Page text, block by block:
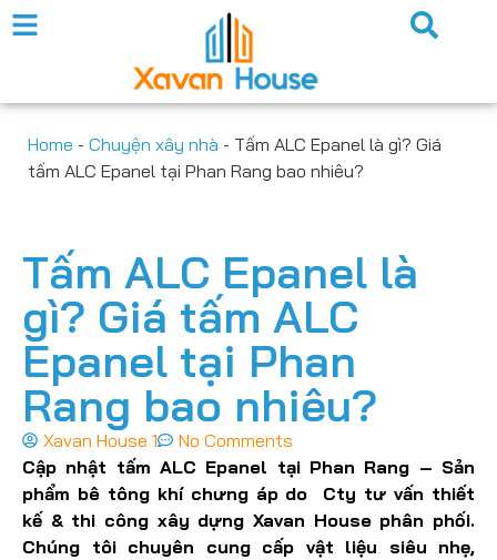
Home - Chuyện xây nhà - Tấm ALC Epanel là gì? Giá
tấm ALC Epanel tại Phan Rang bao nhiêu?
Tấm ALC Epanel là
gì? Giá tấm ALC
Epanel tại Phan
Rang bao nhiêu?
Xavan House 1
No Comments
Cập nhật tấm ALC Epanel tại Phan Rang – Sản
phẩm bê tông khí chưng áp do Cty tư vấn thiết
kế & thi công xây dựng Xavan House phân phối.
Chúng tôi chuyên cung cấp vật liệu siêu nhẹ,